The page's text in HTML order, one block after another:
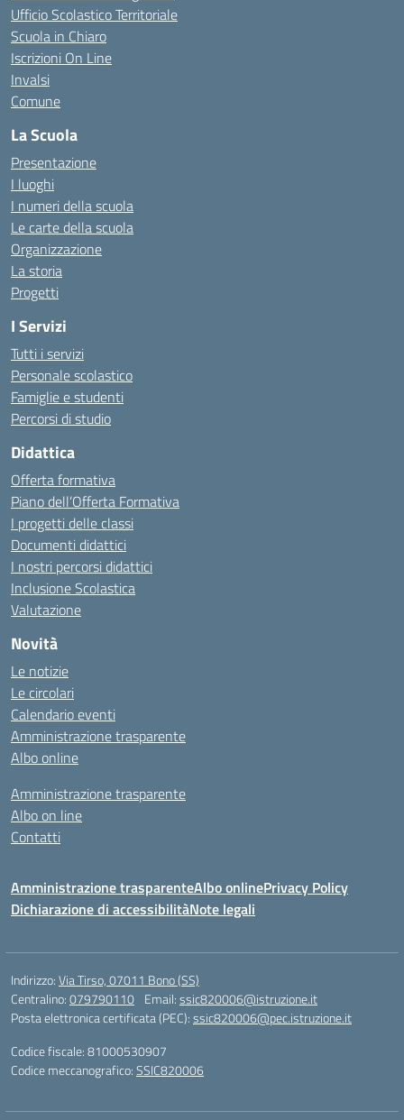
Ufficio Scolastico Territoriale
Scuola in Chiaro
Iscrizioni On Line
Invalsi
Comune
La Scuola
Presentazione
I luoghi
I numeri della scuola
Le carte della scuola
Organizzazione
La storia
Progetti
I Servizi
Tutti i servizi
Personale scolastico
Famiglie e studenti
Percorsi di studio
Didattica
Offerta formativa
Piano dell’Offerta Formativa
I progetti delle classi
Documenti didattici
I nostri percorsi didattici
Inclusione Scolastica
Valutazione
Novità
Le notizie
Le circolari
Calendario eventi
Amministrazione trasparente
Albo online
Amministrazione trasparente
Albo on line
Contatti
Amministrazione trasparenteAlbo onlinePrivacy Policy
Dichiarazione di accessibilitàNote legali
Indirizzo:Via Tirso, 07011 Bono (SS)
Centralino:079790110 Email:ssic820006@istruzione.it
Posta elettronica certificata (PEC):ssic820006@pec.istruzione.it
Codice fiscale: 81000530907
Codice meccanografico:SSIC820006